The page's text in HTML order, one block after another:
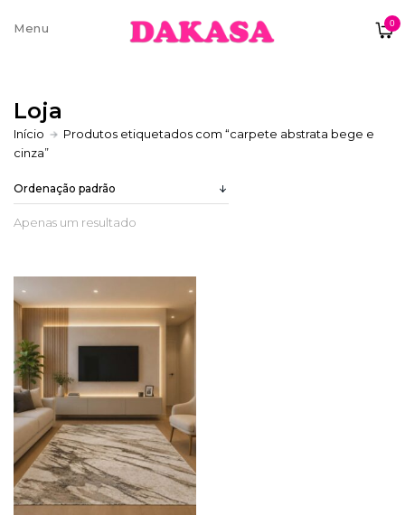
0
Sobre nós
Contatos e moradas
Trocas e Devoluções
Termos e condições
Política de Privacidade
Loja
Início
Produtos etiquetados com “carpete abstrata bege e
cinza”
Apenas um resultado